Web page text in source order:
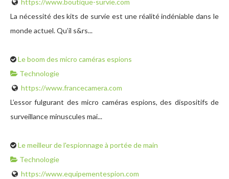
https://www.boutique-survie.com
La nécessité des kits de survie est une réalité indéniable dans le
monde actuel. Qu’il s&rs...
Le boom des micro caméras espions
Technologie
https://www.francecamera.com
L’essor fulgurant des micro caméras espions, des dispositifs de
surveillance minuscules mai...
Le meilleur de l'espionnage à portée de main
Technologie
https://www.equipementespion.com